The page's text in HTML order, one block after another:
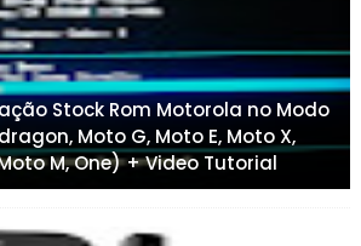
Stock Rom Motorola no Modo
Moto G, Moto E, Moto X,
M, One) + Video Tutorial